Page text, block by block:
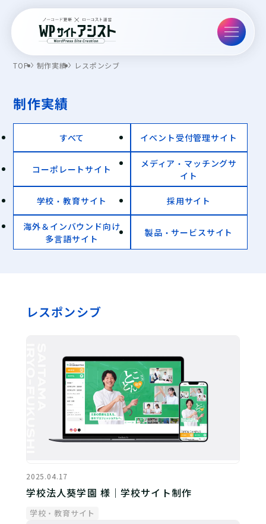
TOP 制作実績 レスポンシブ
制作実績
すべて イベント受付管理サイト
コーポレートサイト
メディア・マッチングサ
イト
学校・教育サイト 採用サイト
海外＆インバウンド向け
多言語サイト
製品・サービスサイト
レスポンシブ
2025.04.17
学校法人葵学園 様｜学校サイト制作
学校・教育サイト